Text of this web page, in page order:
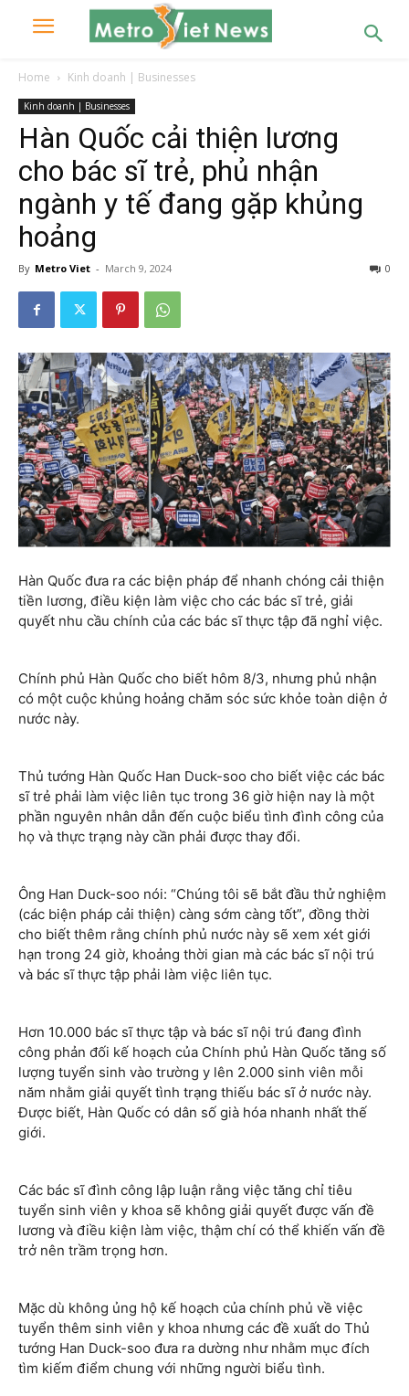
Home Kinh doanh | Businesses
Kinh doanh | Businesses
Hàn Quốc cải thiện lương
cho bác sĩ trẻ, phủ nhận
ngành y tế đang gặp khủng
hoảng
By Metro Viet - March 9, 2024 0
Hàn Quốc đưa ra các biện pháp để nhanh chóng cải thiện
tiền lương, điều kiện làm việc cho các bác sĩ trẻ, giải
quyết nhu cầu chính của các bác sĩ thực tập đã nghỉ việc.
Chính phủ Hàn Quốc cho biết hôm 8/3, nhưng phủ nhận
có một cuộc khủng hoảng chăm sóc sức khỏe toàn diện ở
nước này.
Thủ tướng Hàn Quốc Han Duck-soo cho biết việc các bác
sĩ trẻ phải làm việc liên tục trong 36 giờ hiện nay là một
phần nguyên nhân dẫn đến cuộc biểu tình đình công của
họ và thực trạng này cần phải được thay đổi.
Ông Han Duck-soo nói: “Chúng tôi sẽ bắt đầu thử nghiệm
(các biện pháp cải thiện) càng sớm càng tốt”, đồng thời
cho biết thêm rằng chính phủ nước này sẽ xem xét giới
hạn trong 24 giờ, khoảng thời gian mà các bác sĩ nội trú
và bác sĩ thực tập phải làm việc liên tục.
Hơn 10.000 bác sĩ thực tập và bác sĩ nội trú đang đình
công phản đối kế hoạch của Chính phủ Hàn Quốc tăng số
lượng tuyển sinh vào trường y lên 2.000 sinh viên mỗi
năm nhằm giải quyết tình trạng thiếu bác sĩ ở nước này.
Được biết, Hàn Quốc có dân số già hóa nhanh nhất thế
giới.
Các bác sĩ đình công lập luận rằng việc tăng chỉ tiêu
tuyển sinh viên y khoa sẽ không giải quyết được vấn đề
lương và điều kiện làm việc, thậm chí có thể khiến vấn đề
trở nên trầm trọng hơn.
Mặc dù không ủng hộ kế hoạch của chính phủ về việc
tuyển thêm sinh viên y khoa nhưng các đề xuất do Thủ
tướng Han Duck-soo đưa ra dường như nhằm mục đích
tìm kiếm điểm chung với những người biểu tình.